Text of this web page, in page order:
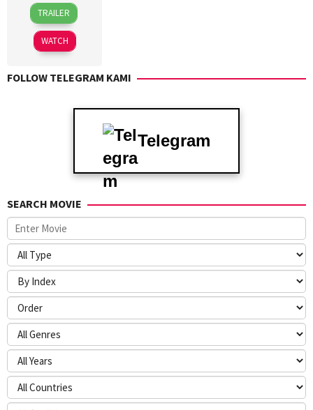
8
Apr
2024
TRAILER
WATCH
FOLLOW TELEGRAM KAMI
Telegram
SEARCH MOVIE